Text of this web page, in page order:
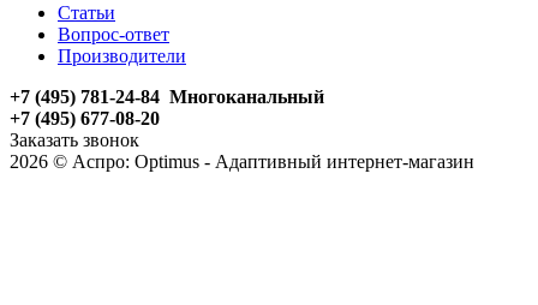
Статьи
Вопрос-ответ
Производители
+7 (495) 781-24-84 Многоканальный
+7 (495) 677-08-20
Заказать звонок
2026 © Аспро: Optimus - Адаптивный интернет-магазин